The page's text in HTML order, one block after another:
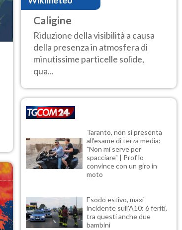
Caligine
Riduzione della visibilità a causa
della presenza in atmosfera di
minutissime particelle solide,
qua...
Taranto, non si presenta
all'esame di terza media:
"Non mi serve per
spacciare" | Prof lo
convince con un giro in
moto
Esodo estivo, maxi-
incidente sull'A10: 6 feriti,
tra questi anche due
bambini